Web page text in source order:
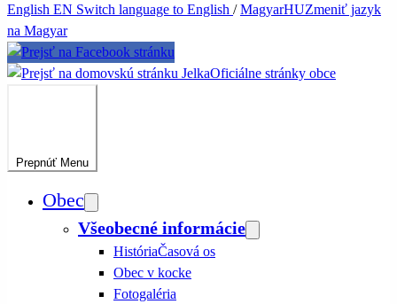
English EN Switch language to English /MagyarHUZmeniť jazyk
na Magyar
JelkaOficiálne stránky obce
Prepnúť Menu
Obec
Všeobecné informácie
HistóriaČasová os
Obec v kocke
Fotogaléria